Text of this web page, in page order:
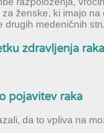
ženske, ki imajo na
drugih medeničnih
zdravljenja raka
pojavitev raka
da to vpliva na